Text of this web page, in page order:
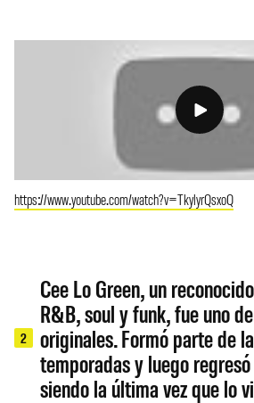
https://www.youtube.com/watch?v=TkylyrQsxoQ
2
Cee Lo Green, un
R&B, soul y funk, fue uno
originales. Formó parte de
temporadas y luego
siendo la última vez que lo